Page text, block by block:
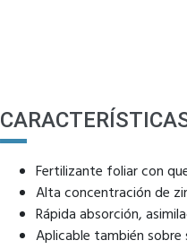
Fertilizante foliar con
Alta concentración de
Rápida absorción,
Aplicable también sobre